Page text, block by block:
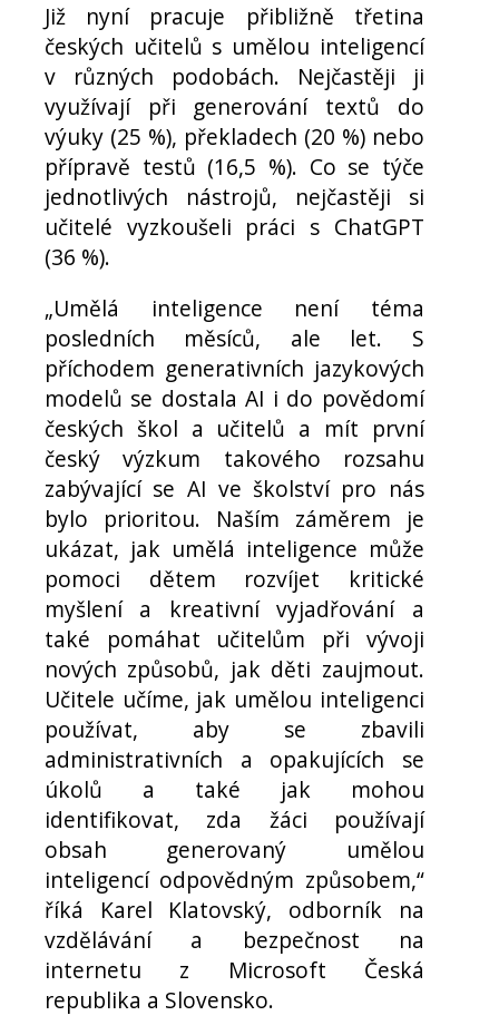
Již nyní pracuje přibližně třetina
českých učitelů s umělou inteligencí
v různých podobách. Nejčastěji ji
využívají při generování textů do
výuky (25 %), překladech (20 %) nebo
přípravě testů (16,5 %). Co se týče
jednotlivých nástrojů, nejčastěji si
učitelé vyzkoušeli práci s ChatGPT
(36 %).
„Umělá inteligence není téma
posledních měsíců, ale let. S
příchodem generativních jazykových
modelů se dostala AI i do povědomí
českých škol a učitelů a mít první
český výzkum takového rozsahu
zabývající se AI ve školství pro nás
bylo prioritou. Naším záměrem je
ukázat, jak umělá inteligence může
pomoci dětem rozvíjet kritické
myšlení a kreativní vyjadřování a
také pomáhat učitelům při vývoji
nových způsobů, jak děti zaujmout.
Učitele učíme, jak umělou inteligenci
používat, aby se zbavili
administrativních a opakujících se
úkolů a také jak mohou
identifikovat, zda žáci používají
obsah generovaný umělou
inteligencí odpovědným způsobem,“
říká Karel Klatovský, odborník na
vzdělávání a bezpečnost na
internetu z Microsoft Česká
republika a Slovensko.